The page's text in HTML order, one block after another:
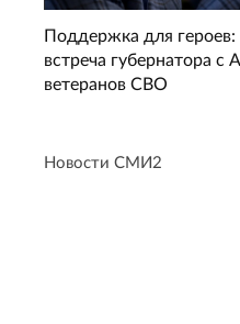
Поддержка для
встреча губернатора с
ветеранов СВО
Новости СМИ2